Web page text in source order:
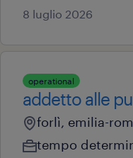
8 luglio 2026
operational
addetto alle
forlì, emilia-
tempo